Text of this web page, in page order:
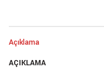
Açıklama
AÇIKLAMA